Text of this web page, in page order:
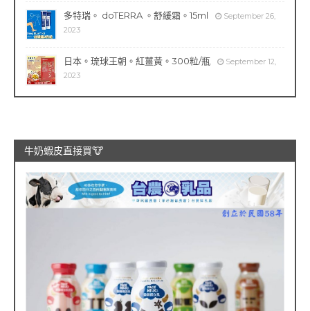
多特瑞。 doTERRA 。舒緩霜。15ml
September 26,
2023
日本。琉球王朝。紅薑黃。300粒/瓶
September 12,
2023
牛奶蝦皮直接買🐮